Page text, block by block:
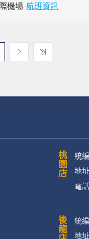
機場 航班資訊
桃園店
統
地
電
後龍店
統
地